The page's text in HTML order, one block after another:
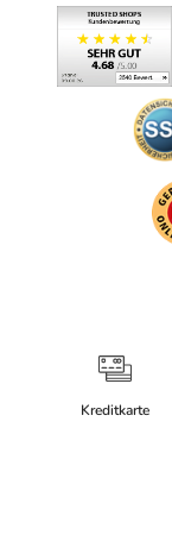
vice@?belsana.?de
Angaben gem.
anzeigen
Kreditkarte